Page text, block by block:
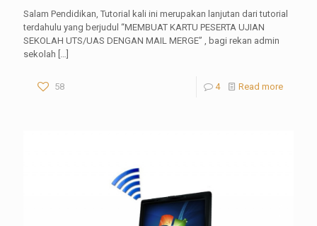
Salam Pendidikan, Tutorial kali ini merupakan lanjutan dari tutorial
terdahulu yang berjudul “MEMBUAT KARTU PESERTA UJIAN
SEKOLAH UTS/UAS DENGAN MAIL MERGE” , bagi rekan admin
sekolah […]
58 4 Read more